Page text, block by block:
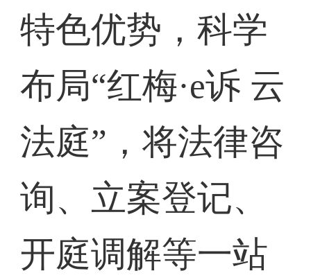
特色优势，科学
布局“红梅·e诉 云
法庭”，将法律咨
询、立案登记、
开庭调解等一站